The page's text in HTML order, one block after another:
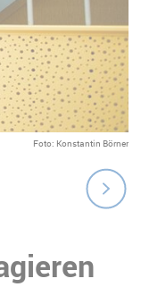
Foto: Konstantin Börner